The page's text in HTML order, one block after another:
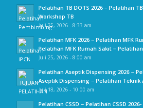
Pelatihan TB DOTS 2026 – Pelatihan
Workshop TB
Juli 25, 2026 - 8:33 am
Pelatihan MFK 2026 – Pelatihan MFK
Pelatihan MFK Rumah Sakit – Pelatihan
Juli 25, 2026 - 8:00 am
Pelatihan Aseptik Dispensing 2026 –
Aseptik Dispensing – Pelatihan Teknik
Juli 18, 2026 - 10:00 am
Pelatihan CSSD – Pelatihan CSSD